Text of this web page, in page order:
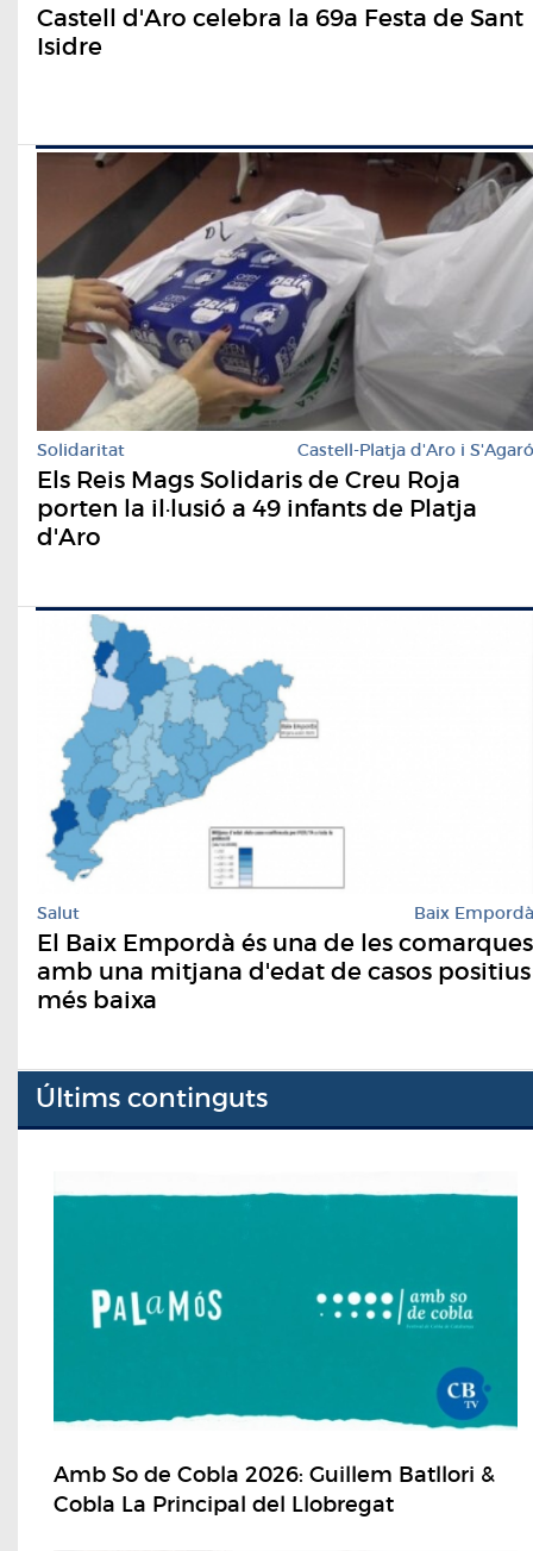
Castell d'Aro celebra la 69a Festa de Sant
Isidre
Solidaritat Castell-Platja d'Aro i S'Agaró
Els Reis Mags Solidaris de Creu Roja
porten la il·lusió a 49 infants de Platja
d'Aro
Salut Baix Empordà
El Baix Empordà és una de les comarques
amb una mitjana d'edat de casos positius
més baixa
Últims continguts
Amb So de Cobla 2026: Guillem Batllori &
Cobla La Principal del Llobregat